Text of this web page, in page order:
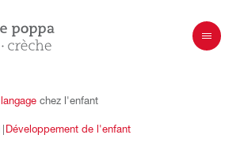
langage chez l'enfant
Développement de l'enfant